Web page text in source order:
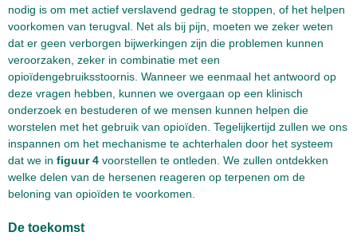
nodig is om met actief verslavend gedrag te stoppen, of het helpen
voorkomen van terugval. Net als bij pijn, moeten we zeker weten
dat er geen verborgen bijwerkingen zijn die problemen kunnen
veroorzaken, zeker in combinatie met een
opioïdengebruiksstoornis. Wanneer we eenmaal het antwoord op
deze vragen hebben, kunnen we overgaan op een klinisch
onderzoek en bestuderen of we mensen kunnen helpen die
worstelen met het gebruik van opioïden. Tegelijkertijd zullen we ons
inspannen om het mechanisme te achterhalen door het systeem
dat we in figuur 4 voorstellen te ontleden. We zullen ontdekken
welke delen van de hersenen reageren op terpenen om de
beloning van opioïden te voorkomen.
De toekomst